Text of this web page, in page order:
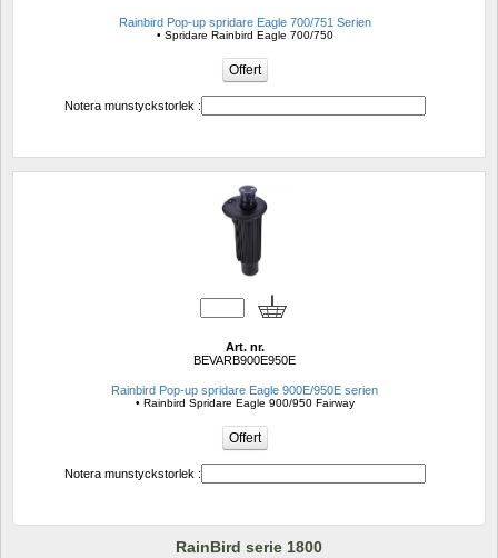
Rainbird Pop-up spridare Eagle 700/751 Serien
• Spridare Rainbird Eagle 700/750
Notera munstyckstorlek :
Art. nr.
BEVARB900E950E
Rainbird Pop-up spridare Eagle 900E/950E serien
• Rainbird Spridare Eagle 900/950 Fairway
Notera munstyckstorlek :
RainBird serie 1800